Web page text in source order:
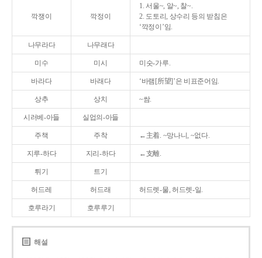
깍쟁이 깍정이
1. 서울~, 알~, 찰~.
2. 도토리, 상수리 등의 받침은
‘깍정이’임.
나무라다 나무래다
미수 미시 미숫-가루.
바라다 바래다 ‘바램[所望]’은 비표준어임.
상추 상치 ~쌈.
시러베-아들 실업의-아들
주책 주착 ←主着. ~망나니, ~없다.
지루-하다 지리-하다 ←支離.
튀기 트기
허드레 허드래 허드렛-물, 허드렛-일.
호루라기 호루루기
해설